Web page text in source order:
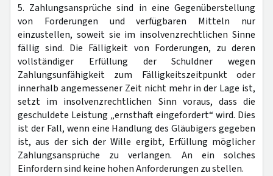
5. Zahlungsansprüche sind in eine Gegenüberstellung
von Forderungen und verfügbaren Mitteln nur
einzustellen, soweit sie im insolvenzrechtlichen Sinne
fällig sind. Die Fälligkeit von Forderungen, zu deren
vollständiger Erfüllung der Schuldner wegen
Zahlungsunfähigkeit zum Fälligkeitszeitpunkt oder
innerhalb angemessener Zeit nicht mehr in der Lage ist,
setzt im insolvenzrechtlichen Sinn voraus, dass die
geschuldete Leistung „ernsthaft eingefordert“ wird. Dies
ist der Fall, wenn eine Handlung des Gläubigers gegeben
ist, aus der sich der Wille ergibt, Erfüllung möglicher
Zahlungsansprüche zu verlangen. An ein solches
Einfordern sind keine hohen Anforderungen zu stellen.